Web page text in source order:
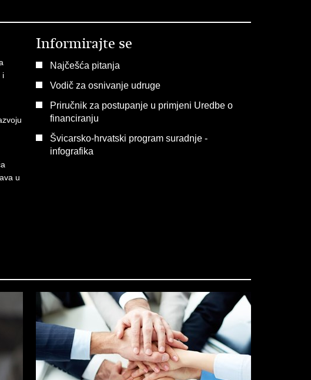
i
u
Informirajte se
Najčešća pitanja
Vodič za osnivanje udruge
Priručnik za postupanje u primjeni Uredbe o
financiranju
Švicarsko-hrvatski program suradnje -
infografika